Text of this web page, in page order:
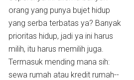
orang yang punya bujet hidup
yang serba terbatas ya? Banyak
prioritas hidup, jadi ya ini harus
milih, itu harus memilih juga.
Termasuk mending mana sih:
sewa rumah atau kredit rumah--